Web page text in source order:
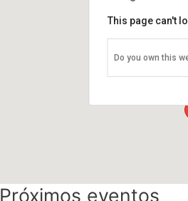
Centro de Saúde
Calle Alexander Von
This page can't
Do you own this
Próximos eventos